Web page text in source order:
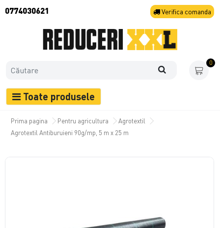
0774030621 Verifica comanda
0
Toate produsele
Prima pagina Pentru agricultura
Agrotextil
Agrotextil Antiburuieni 90g/mp, 5 m x 25 m